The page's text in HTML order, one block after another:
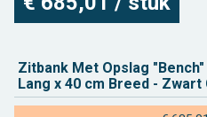
Zit­bank Met Op­slag
Lang x 40 cm Breed -